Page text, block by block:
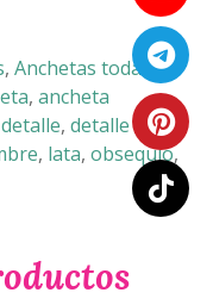
, Anchetas toda
, ancheta
detalle, detalle
, lata, obsequio,